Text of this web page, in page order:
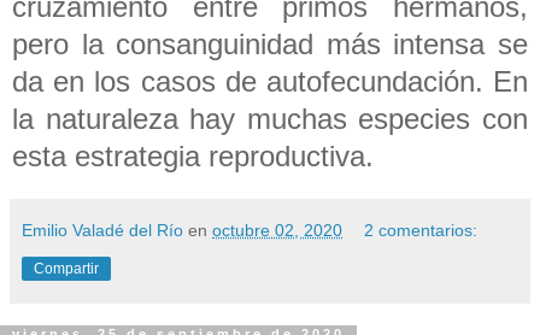
pero la consanguinidad más intensa se
da en los casos de autofecundación. En
la naturaleza hay muchas especies con
esta estrategia reproductiva.
Emilio Valadé del Río en octubre 02, 2020 2 comentarios:
Compartir